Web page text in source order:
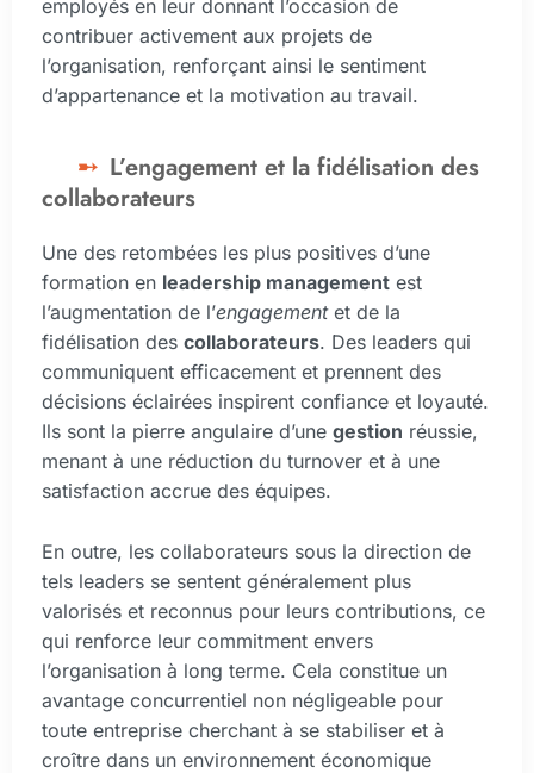
employés en leur donnant l’occasion de
contribuer activement aux projets de
l’organisation, renforçant ainsi le sentiment
d’appartenance et la motivation au travail.
L’engagement et la fidélisation des
collaborateurs
Une des retombées les plus positives d’une
formation en leadership management est
l’augmentation de l’engagementet de la
fidélisation des collaborateurs. Des leaders qui
communiquent efficacement et prennent des
décisions éclairées inspirent confiance et loyauté.
Ils sont la pierre angulaire d’une gestion réussie,
menant à une réduction du turnover et à une
satisfaction accrue des équipes.
En outre, les collaborateurs sous la direction de
tels leaders se sentent généralement plus
valorisés et reconnus pour leurs contributions, ce
qui renforce leur commitment envers
l’organisation à long terme. Cela constitue un
avantage concurrentiel non négligeable pour
toute entreprise cherchant à se stabiliser et à
croître dans un environnement économique